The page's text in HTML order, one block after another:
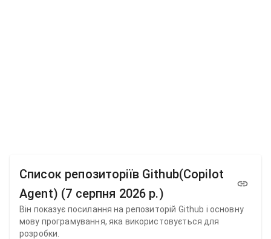
Список репозиторіїв Github(Copilot
Agent) (7 серпня 2026 р.)
Він показує посилання на репозиторій Github і основну
мову програмування, яка використовується для
розробки.